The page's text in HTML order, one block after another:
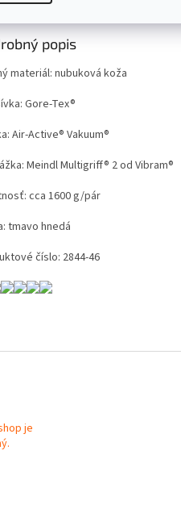
popis
materiál: nubuková koža
Gore-Tex®
Air-Active® Vakuum®
Meindl Multigriff® 2 od Vibram®
cca 1600 g/pár
tmavo hnedá
číslo: 2844-46